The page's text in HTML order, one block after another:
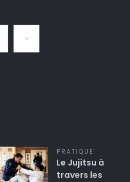
Next
»
PRATIQUE
Le Jujitsu à
travers les